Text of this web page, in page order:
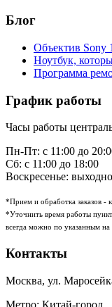
Блог
Объектив Sony
Ноутбук,
Программа
График работы
Часы работы
Пн-Пт: с 11:00 до
Сб: с 11:00 до 18:00
Воскресенье:
*Прием и обработка заказов -
*Уточнить время работы
всегда можно по указанным на
Контакты
Москва, ул.
Метро: Китай-город